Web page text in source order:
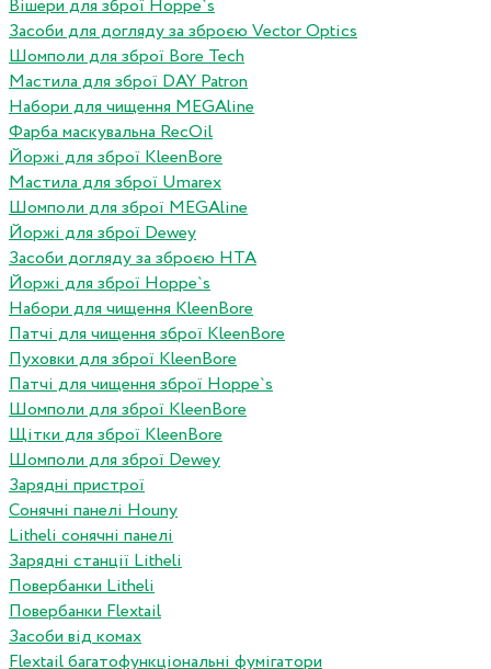
Вішери для зброї Hoppe`s
Засоби для догляду за зброєю Vector Optics
Шомполи для зброї Bore Tech
Мастила для зброї DAY Patron
Набори для чищення MEGAline
Фарба маскувальна RecOil
Йоржі для зброї KleenBore
Мастила для зброї Umarex
Шомполи для зброї MEGAline
Йоржі для зброї Dewey
Засоби догляду за зброєю HTA
Йоржі для зброї Hoppe`s
Набори для чищення KleenBore
Патчі для чищення зброї KleenBore
Пуховки для зброї KleenBore
Патчі для чищення зброї Hoppe`s
Шомполи для зброї KleenBore
Щітки для зброї KleenBore
Шомполи для зброї Dewey
Зарядні пристрої
Сонячні панелі Houny
Litheli сонячні панелі
Зарядні станції Litheli
Повербанки Litheli
Повербанки Flextail
Засоби від комах
Flextail багатофункціональні фумігатори